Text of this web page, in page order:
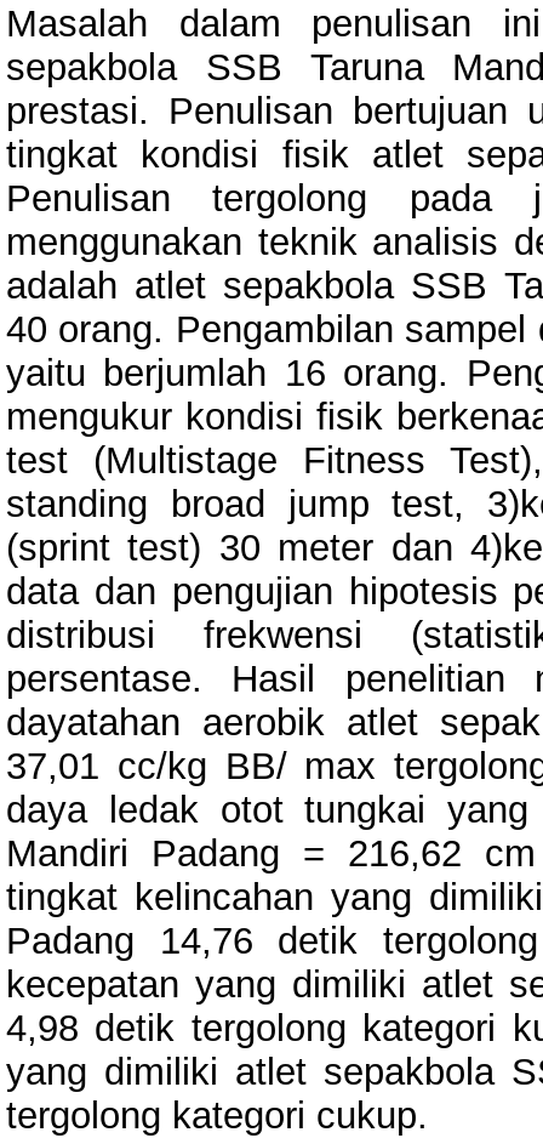
Masalah dalam penulisan
sepakbola SSB Taruna
prestasi. Penulisan bertujuan
tingkat kondisi fisik atlet
Penulisan tergolong pada
menggunakan teknik analisis
adalah atlet sepakbola SSB
40 orang. Pengambilan
yaitu berjumlah 16 orang.
mengukur kondisi fisik
test (Multistage Fitness
standing broad jump test,
(sprint test) 30 meter dan
data dan pengujian hipotesis
distribusi frekwensi
persentase. Hasil
dayatahan aerobik atlet
37,01 cc/kg BB/ max
daya ledak otot tungkai
Mandiri Padang = 216,62
tingkat kelincahan yang
Padang 14,76 detik
kecepatan yang dimiliki atlet
4,98 detik tergolong kategori
yang dimiliki atlet sepakbola
tergolong kategori cukup.